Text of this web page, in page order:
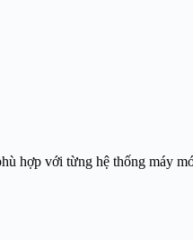
hợp với từng hệ thống máy